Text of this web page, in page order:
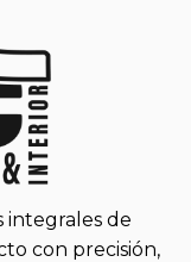
integrales de
con precisión,